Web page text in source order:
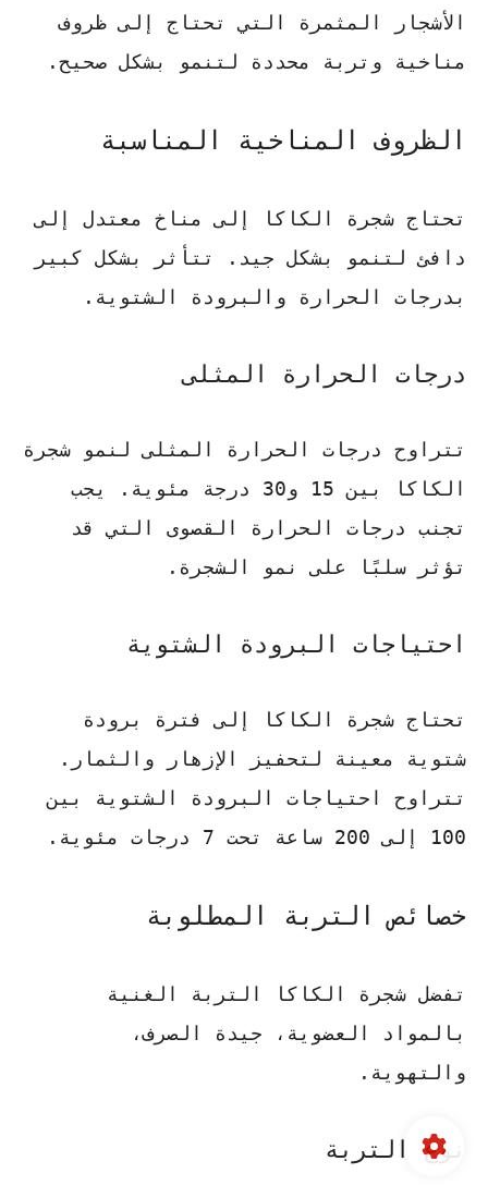
الأشجار المثمرة التي تحتاج إلى ظروف
مناخية وتربة محددة لتنمو بشكل صحيح.
الظروف المناخية المناسبة
تحتاج شجرة الكاكا إلى مناخ معتدل إلى
دافئ لتنمو بشكل جيد. تتأثر بشكل كبير
بدرجات الحرارة والبرودة الشتوية.
درجات الحرارة المثلى
تتراوح درجات الحرارة المثلى لنمو شجرة
الكاكا بين 15 و30 درجة مئوية. يجب
تجنب درجات الحرارة القصوى التي قد
تؤثر سلبًا على نمو الشجرة.
احتياجات البرودة الشتوية
تحتاج شجرة الكاكا إلى فترة برودة
شتوية معينة لتحفيز الإزهار والثمار.
تتراوح احتياجات البرودة الشتوية بين
100 إلى 200 ساعة تحت 7 درجات مئوية.
خصائص التربة المطلوبة
تفضل شجرة الكاكا التربة الغنية
بالمواد العضوية، جيدة الصرف،
والتهوية.
نوع التربة